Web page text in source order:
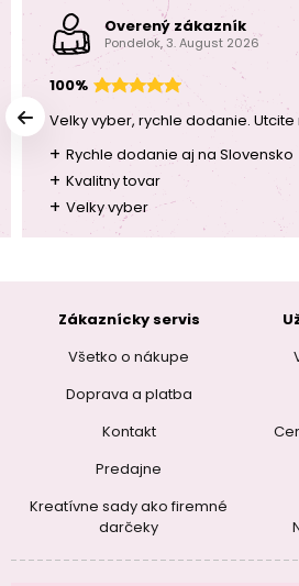
Overený zákazník
Pondelok, 3. August 2026
100%
Velky vyber, rychle dodanie.
+ Rychle dodanie aj na Slovensko
+ Kvalitny tovar
+ Velky vyber
Zákaznícky servis
Všetko o nákupe
Doprava a platba
Kontakt
Predajne
Kreatívne sady ako firemné
darčeky